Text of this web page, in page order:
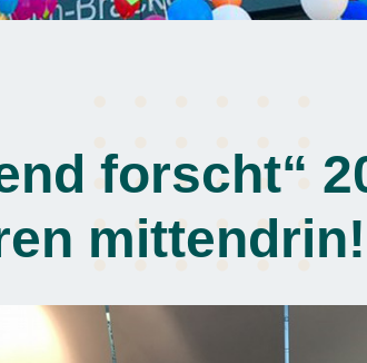
forscht“
mittendrin!